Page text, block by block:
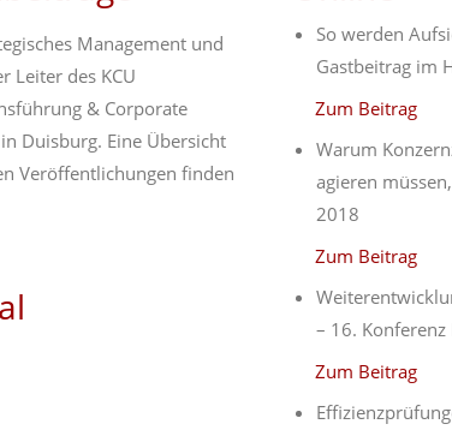
Management und
Leiter des KCU
& Corporate
Duisburg. Eine Übersicht
Veröffentlichungen finden
So werden
Gastbeitrag im
Zum Beitrag
Warum
agieren
2018
Zum Beitrag
– 16. Konferenz
Zum Beitrag